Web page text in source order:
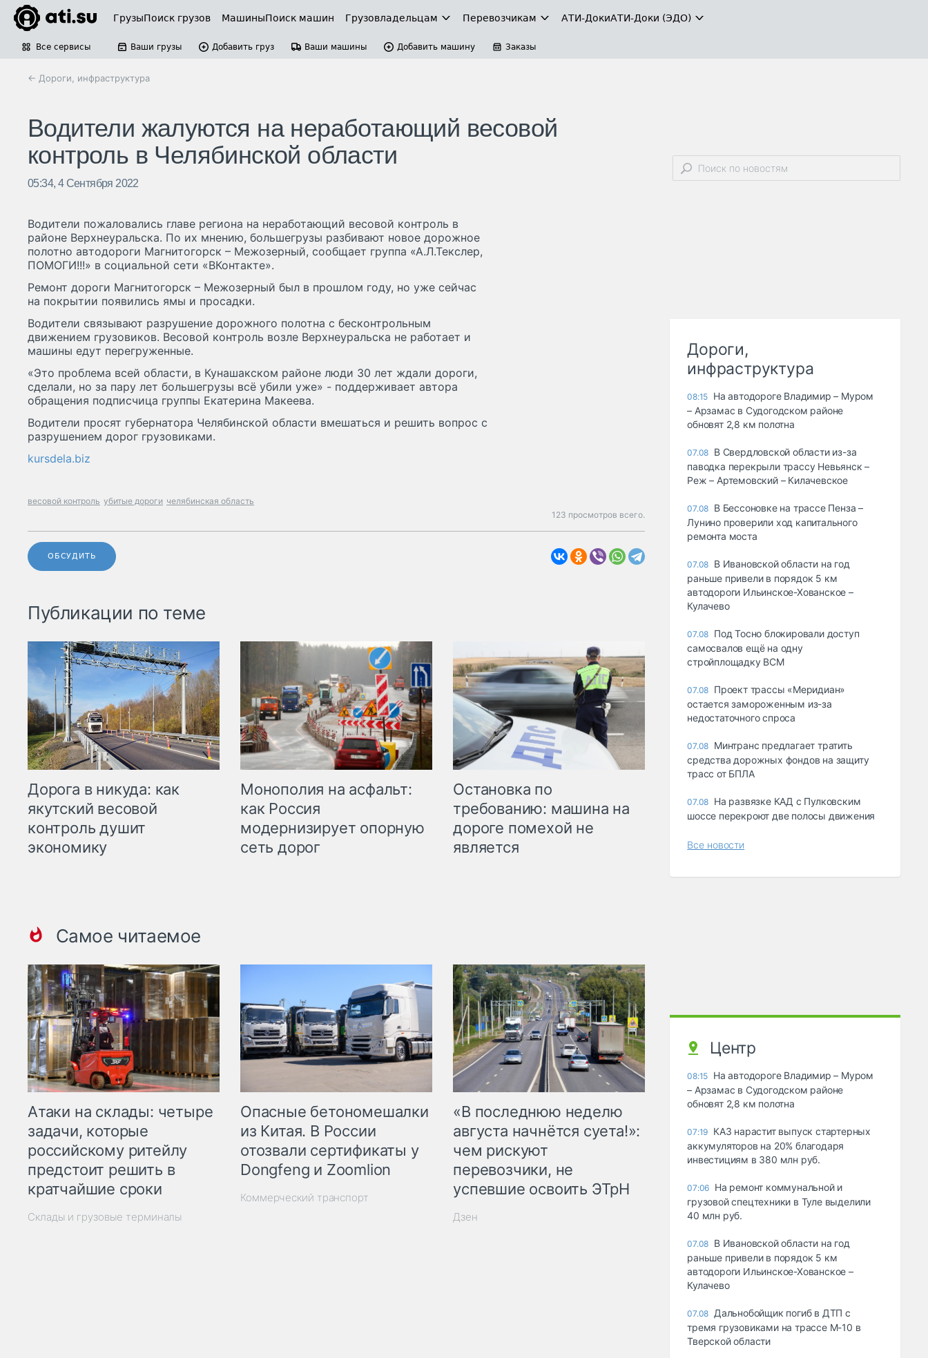
ГрузыПоиск грузов МашиныПоиск машин Грузовладельцам Перевозчикам АТИ-ДокиАТИ-Доки (ЭДО)
Все сервисы Ваши грузы Добавить груз Ваши машины Добавить машину Заказы
← Дороги, инфраструктура
Водители жалуются на неработающий весовой
контроль в Челябинской области
05:34, 4 Сентября 2022
Водители пожаловались главе региона на неработающий весовой контроль в
районе Верхнеуральска. По их мнению, большегрузы разбивают новое дорожное
полотно автодороги Магнитогорск – Межозерный, сообщает группа «А.Л.Текслер,
ПОМОГИ!!!» в социальной сети «ВКонтакте».
Ремонт дороги Магнитогорск – Межозерный был в прошлом году, но уже сейчас
на покрытии появились ямы и просадки.
Водители связывают разрушение дорожного полотна с бесконтрольным
движением грузовиков. Весовой контроль возле Верхнеуральска не работает и
машины едут перегруженные.
«Это проблема всей области, в Кунашакском районе люди 30 лет ждали дороги,
сделали, но за пару лет большегрузы всё убили уже» - поддерживает автора
обращения подписчица группы Екатерина Макеева.
Водители просят губернатора Челябинской области вмешаться и решить вопрос с
разрушением дорог грузовиками.
kursdela.biz
весовой контроль убитые дороги челябинская область
123 просмотров всего.
ОБСУДИТЬ
Публикации по теме
Дорога в никуда: как
якутский весовой
контроль душит
экономику
Монополия на асфальт:
как Россия
модернизирует опорную
сеть дорог
Остановка по
требованию: машина на
дороге помехой не
является
Самое читаемое
Атаки на склады: четыре
задачи, которые
российскому ритейлу
предстоит решить в
кратчайшие сроки
Склады и грузовые терминалы
Опасные бетономешалки
из Китая. В России
отозвали сертификаты у
Dongfeng и Zoomlion
Коммерческий транспорт
«В последнюю неделю
августа начнётся суета!»:
чем рискуют
перевозчики, не
успевшие освоить ЭТрН
Дзен
Дороги,
инфраструктура
08:15 На автодороге Владимир – Муром
– Арзамас в Судогодском районе
обновят 2,8 км полотна
07.08 В Свердловской области из-за
паводка перекрыли трассу Невьянск –
Реж – Артемовский – Килачевское
07.08 В Бессоновке на трассе Пенза –
Лунино проверили ход капитального
ремонта моста
07.08 В Ивановской области на год
раньше привели в порядок 5 км
автодороги Ильинское-Хованское –
Кулачево
07.08 Под Тосно блокировали доступ
самосвалов ещё на одну
стройплощадку ВСМ
07.08 Проект трассы «Меридиан»
остается замороженным из-за
недостаточного спроса
07.08 Минтранс предлагает тратить
средства дорожных фондов на защиту
трасс от БПЛА
07.08 На развязке КАД с Пулковским
шоссе перекроют две полосы движения
Все новости
Центр
08:15 На автодороге Владимир – Муром
– Арзамас в Судогодском районе
обновят 2,8 км полотна
07:19 КАЗ нарастит выпуск стартерных
аккумуляторов на 20% благодаря
инвестициям в 380 млн руб.
07:06 На ремонт коммунальной и
грузовой спецтехники в Туле выделили
40 млн руб.
07.08 В Ивановской области на год
раньше привели в порядок 5 км
автодороги Ильинское-Хованское –
Кулачево
07.08 Дальнобойщик погиб в ДТП с
тремя грузовиками на трассе М-10 в
Тверской области